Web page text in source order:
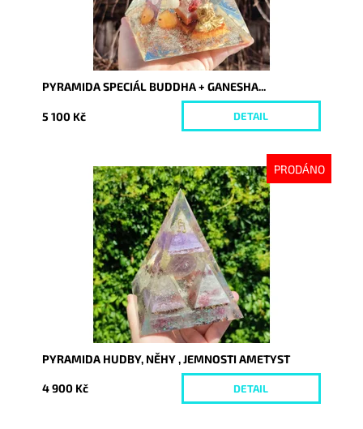
PYRAMIDA SPECIÁL BUDDHA + GANESHA...
5 100 Kč DETAIL
PRODÁNO
Dostupnost:
Vyprodáno
8766
PYRAMIDA HUDBY, NĚHY , JEMNOSTI AMETYST
4 900 Kč DETAIL